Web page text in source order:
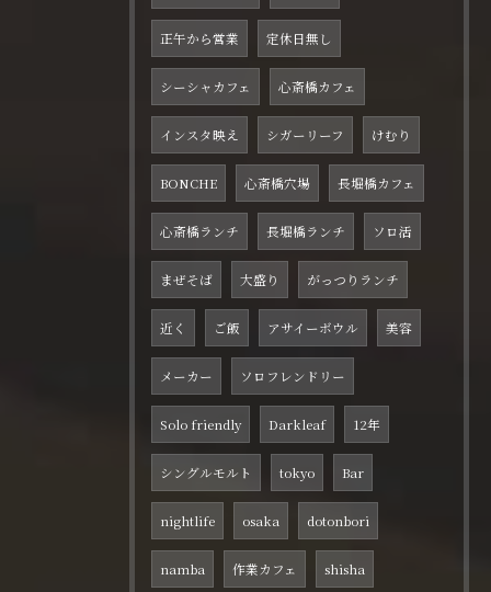
正午から営業 定休日無し
シーシャカフェ 心斎橋カフェ
インスタ映え シガーリーフ けむり
BONCHE 心斎橋穴場 長堀橋カフェ
心斎橋ランチ 長堀橋ランチ ソロ活
まぜそば 大盛り がっつりランチ
近く ご飯 アサイーボウル 美容
メーカー ソロフレンドリー
Solo friendly Darkleaf 12年
シングルモルト tokyo Bar
nightlife osaka dotonbori
namba 作業カフェ shisha